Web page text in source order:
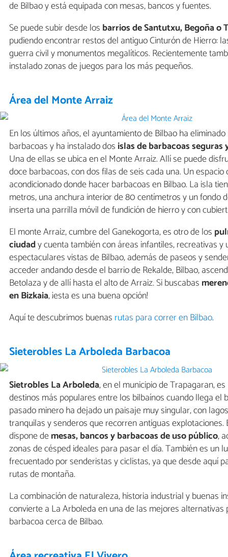
de Bilbao y está equipada con mesas, bancos y fuentes.
Se puede subir desde los barrios de Santutxu, Begoña o
pudiendo encontrar restos del antiguo Cinturón de Hierro:
guerra civil y monumentos megalíticos. Recientemente
instalado zonas de juegos para los más pequeños.
Área del Monte Arraiz
En los últimos años, el ayuntamiento de Bilbao ha
barbacoas y ha instalado dos islas de barbacoas
Una de ellas se ubica en el Monte Arraiz. Allí se puede
doce barbacoas, con dos filas de seis cada una. Un
acondicionado donde hacer barbacoas en Bilbao. La isla
metros, una anchura interior de 80 centímetros y un fondo
inserta una parrilla móvil de fundición de hierro y con
El monte Arraiz, cumbre del Ganekogorta, es otro de los
ciudady cuenta también con áreas infantiles, recreativas y
espectaculares vistas de Bilbao, además de paseos y
acceder andando desde el barrio de Rekalde, Bilbao,
Betolaza y de allí hasta el alto de Arraiz. Si buscabas
en Bizkaia, ¡esta es una buena opción!
Aquí te descubrimos buenas rutas para correr en Bilbao.
Sieterobles La Arboleda Barbacoa
Sietrobles La Arboleda, en el municipio de Trapagaran,
destinos más populares entre los bilbaínos cuando llega el
pasado minero ha dejado un paisaje muy singular, con
tranquilas y senderos que recorren antiguas explotaciones.
dispone demesas, bancos y barbacoas de uso público,
zonas de césped ideales para pasar el día. También es un
frecuentado por senderistas y ciclistas, ya que desde aquí
rutas de montaña.
La combinación de naturaleza, historia industrial y buenas
convierte a La Arboleda en una de las mejores
barbacoa cerca de Bilbao.